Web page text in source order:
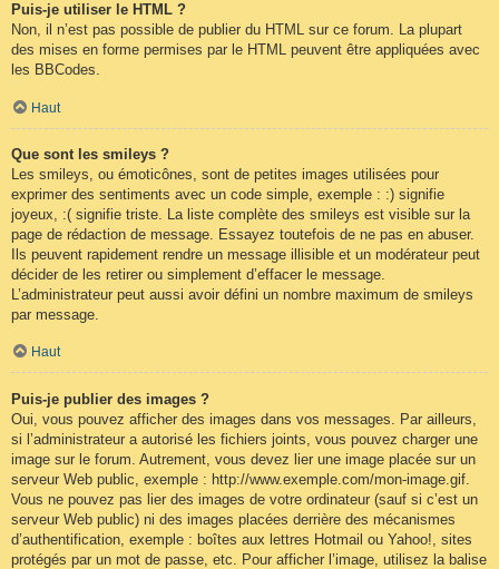
Puis-je utiliser le HTML ?
Non, il n’est pas possible de publier du HTML sur ce forum. La plupart
des mises en forme permises par le HTML peuvent être appliquées avec
les BBCodes.
Haut
Que sont les smileys ?
Les smileys, ou émoticônes, sont de petites images utilisées pour
exprimer des sentiments avec un code simple, exemple : :) signifie
joyeux, :( signifie triste. La liste complète des smileys est visible sur la
page de rédaction de message. Essayez toutefois de ne pas en abuser.
Ils peuvent rapidement rendre un message illisible et un modérateur peut
décider de les retirer ou simplement d’effacer le message.
L’administrateur peut aussi avoir défini un nombre maximum de smileys
par message.
Haut
Puis-je publier des images ?
Oui, vous pouvez afficher des images dans vos messages. Par ailleurs,
si l’administrateur a autorisé les fichiers joints, vous pouvez charger une
image sur le forum. Autrement, vous devez lier une image placée sur un
serveur Web public, exemple : http://www.exemple.com/mon-image.gif.
Vous ne pouvez pas lier des images de votre ordinateur (sauf si c’est un
serveur Web public) ni des images placées derrière des mécanismes
d’authentification, exemple : boîtes aux lettres Hotmail ou Yahoo!, sites
protégés par un mot de passe, etc. Pour afficher l’image, utilisez la balise